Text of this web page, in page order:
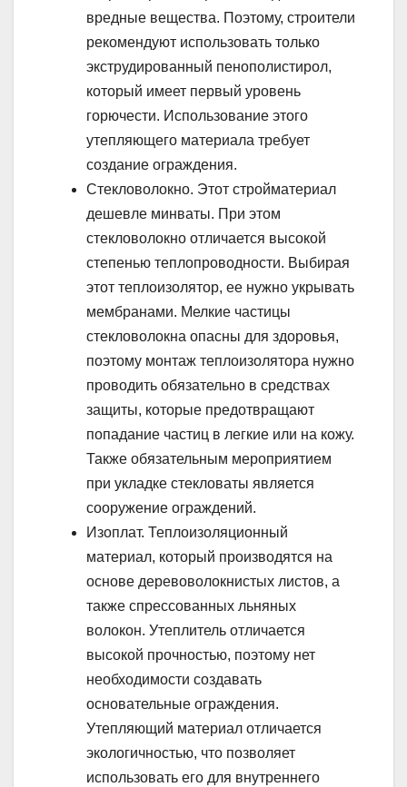
вредные вещества. Поэтому, строители
рекомендуют использовать только
экструдированный пенополистирол,
который имеет первый уровень
горючести. Использование этого
утепляющего материала требует
создание ограждения.
Стекловолокно. Этот стройматериал
дешевле минваты. При этом
стекловолокно отличается высокой
степенью теплопроводности. Выбирая
этот теплоизолятор, ее нужно укрывать
мембранами. Мелкие частицы
стекловолокна опасны для здоровья,
поэтому монтаж теплоизолятора нужно
проводить обязательно в средствах
защиты, которые предотвращают
попадание частиц в легкие или на кожу.
Также обязательным мероприятием
при укладке стекловаты является
сооружение ограждений.
Изоплат. Теплоизоляционный
материал, который производятся на
основе деревоволокнистых листов, а
также спрессованных льняных
волокон. Утеплитель отличается
высокой прочностью, поэтому нет
необходимости создавать
основательные ограждения.
Утепляющий материал отличается
экологичностью, что позволяет
использовать его для внутреннего